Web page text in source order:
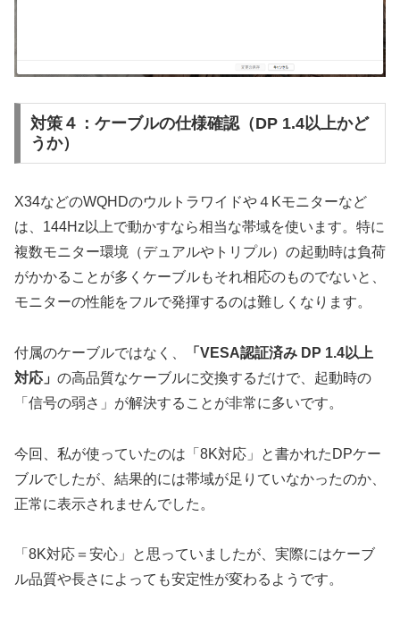
対策４：ケーブルの仕様確認（DP 1.4以上かど
うか）
X34などのWQHDのウルトラワイドや４Kモニターなど
は、144Hz以上で動かすなら相当な帯域を使います。特に
複数モニター環境（デュアルやトリプル）の起動時は負荷
がかかることが多くケーブルもそれ相応のものでないと、
モニターの性能をフルで発揮するのは難しくなります。
付属のケーブルではなく、
「VESA認証済み DP 1.4以上
対応」 の高品質なケーブルに交換するだけで、起動時の
「信号の弱さ」が解決することが非常に多いです。
今回、私が使っていたのは「8K対応」と書かれたDPケー
ブルでしたが、結果的には帯域が足りていなかったのか、
正常に表示されませんでした。
「8K対応＝安心」と思っていましたが、実際にはケーブ
ル品質や長さによっても安定性が変わるようです。